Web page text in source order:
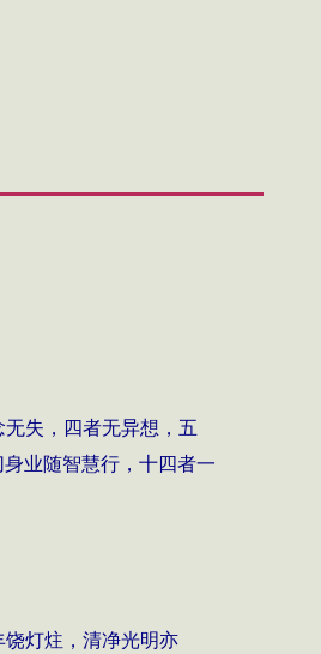
失，四者无异想，五
业随智慧行，十四者一
灯炷，清净光明亦